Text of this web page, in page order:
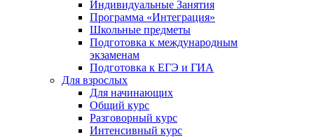
Индивидуальные Занятия
Программа «Интеграция»
Школьные предметы
Подготовка к международным
экзаменам
Подготовка к ЕГЭ и ГИА
Для взрослых
Для начинающих
Общий курс
Разговорный курс
Интенсивный курс